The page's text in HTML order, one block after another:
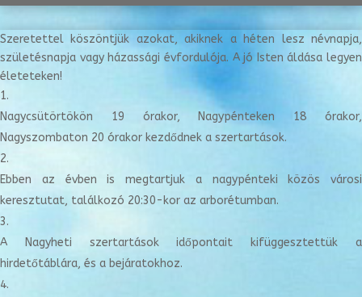
Szeretettel köszöntjük azokat, akiknek a héten lesz névnapja,
születésnapja vagy házassági évfordulója. A jó Isten áldása legyen
életeteken!
Nagycsütörtökön 19 órakor, Nagypénteken 18 órakor,
Nagyszombaton 20 órakor kezdődnek a szertartások.
Ebben az évben is megtartjuk a nagypénteki közös városi
keresztutat, találkozó 20:30-kor az arborétumban.
A Nagyheti szertartások időpontait kifüggesztettük a
hirdetőtáblára, és a bejáratokhoz.